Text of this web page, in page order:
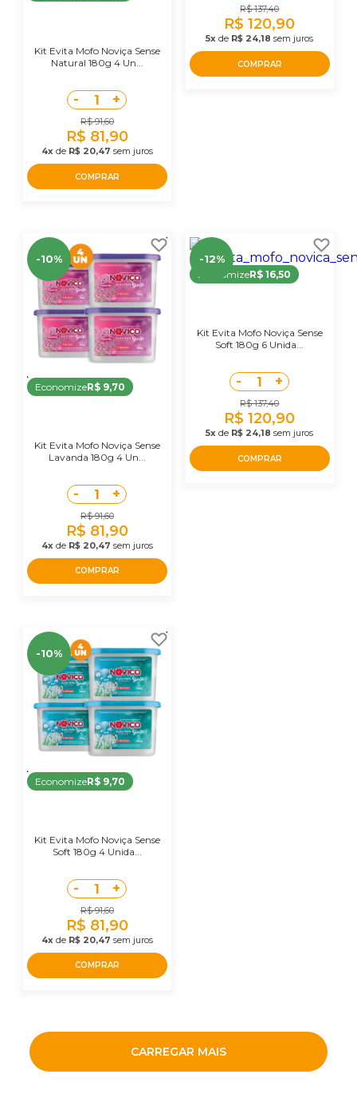
Kit Evita Mofo Noviça Sense
Natural 180g 4 Un...
- 1 +
R$ 91,60
R$ 81,90
4xde R$ 20,47 sem juros
COMPRAR
R$ 137,40
R$ 120,90
5x de R$ 24,18 sem juros
COMPRAR
-10%
EconomizeR$ 9,70
Kit Evita Mofo Noviça Sense
Lavanda 180g 4 Un...
- 1 +
R$ 91,60
R$ 81,90
4xde R$ 20,47 sem juros
COMPRAR
-12%
EconomizeR$ 16,50
Kit Evita Mofo Noviça Sense
Soft 180g 6 Unida...
- 1 +
R$ 137,40
R$ 120,90
5x de R$ 24,18 sem juros
COMPRAR
-10%
EconomizeR$ 9,70
Kit Evita Mofo Noviça Sense
Soft 180g 4 Unida...
- 1 +
R$ 91,60
R$ 81,90
4x de R$ 20,47 sem juros
COMPRAR
CARREGAR MAIS